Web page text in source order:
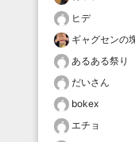
ヒデ
ギャグセンの
あるある祭り
だいさん
bokex
エチョ